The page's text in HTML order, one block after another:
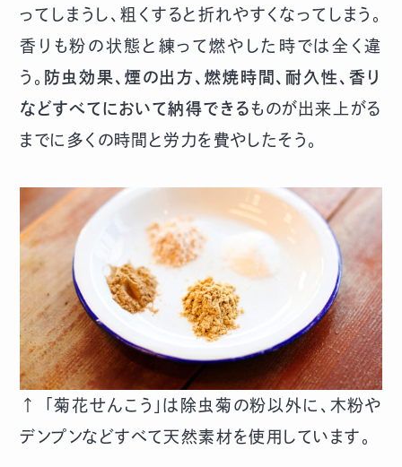
ってしまうし、粗くすると折れやすくなってしまう。
香りも粉の状態と練って燃やした時では全く違
う。 防虫効果、煙の出方、燃焼時間、耐久性、香り
などすべてにおいて納得できるものが出来上がる
までに多くの時間と労力を費やしたそう。
↑ 「菊花せんこう」は除虫菊の粉以外に、木粉や
デンプンなどすべて天然素材を使用しています。